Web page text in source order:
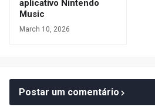
aplicativo Nintendo
Music
March 10, 2026
Postar um comentário